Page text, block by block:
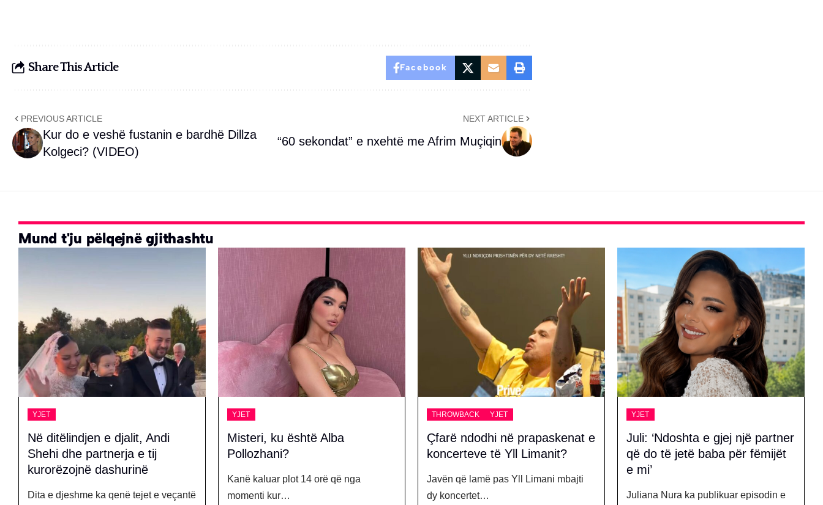
Share This Article Facebook
PREVIOUS ARTICLE
Kur do e veshë fustanin e bardhë Dillza
Kolgeci? (VIDEO)
NEXT ARTICLE
“60 sekondat” e nxehtë me Afrim Muçiqin
Mund t'ju pëlqejnë gjithashtu
YJET
Misteri, ku është Alba
Pollozhani?
Kanë kaluar plot 14 orë që nga
momenti kur…
THROWBACK
Çfarë ndodhi në prapaskenat e
koncerteve të Yll Limanit?
Javën që lamë pas Yll Limani mbajti
dy koncertet…
YJET
Juli: ‘Ndoshta e gjej një partner
që do të jetë baba për fëmijët
Juliana Nura ka publikuar episodin e
YJET
Në ditëlindjen e djalit, Andi
Shehi dhe partnerja e tij
kurorëzojnë dashurinë
Dita e djeshme ka qenë tejet e veçantë